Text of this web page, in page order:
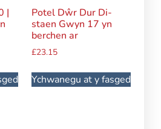
|
Potel Dŵr Dur Di-
staen Gwyn 17 yn
berchen ar
£23.15
Ychwanegu at y fasged